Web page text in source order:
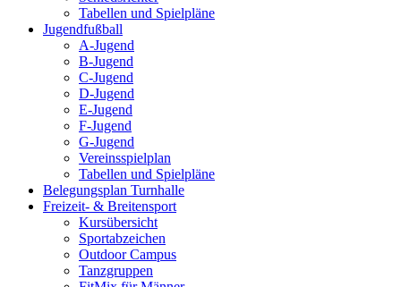
Tabellen und Spielpläne
Jugendfußball
A-Jugend
B-Jugend
C-Jugend
D-Jugend
E-Jugend
F-Jugend
G-Jugend
Vereinsspielplan
Tabellen und Spielpläne
Belegungsplan Turnhalle
Freizeit- & Breitensport
Kursübersicht
Sportabzeichen
Outdoor Campus
Tanzgruppen